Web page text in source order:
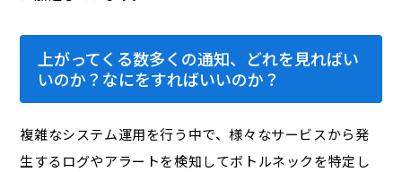
上がってくる数多くの通知、どれを見ればい
いのか？なにをすればいいのか？
複雑なシステム運用を行う中で、様々なサービスから発
生するログやアラートを検知してボトルネックを特定し